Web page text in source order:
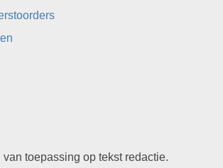
toepassing op tekst redactie.